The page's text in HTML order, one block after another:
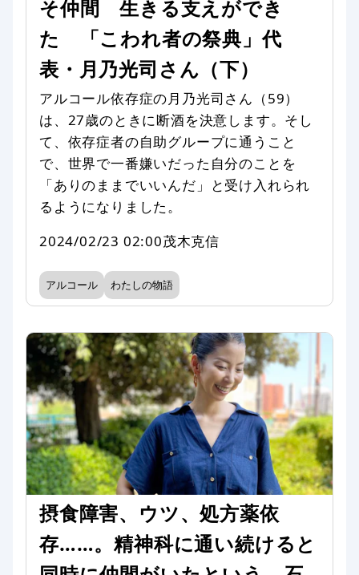
そ仲間 生きる支えができ
た 「こわれ者の祭典」代
表・月乃光司さん（下）
アルコール依存症の月乃光司さん（59）
は、27歳のときに断酒を決意します。そし
て、依存症者の自助グループに通うこと
で、世界で一番嫌いだった自分のことを
「ありのままでいいんだ」と受け入れられ
るようになりました。
2024/02/23 02:00茂木克信
アルコール わたしの物語
摂食障害、ウツ、処方薬依
存……。精神科に通い続けると